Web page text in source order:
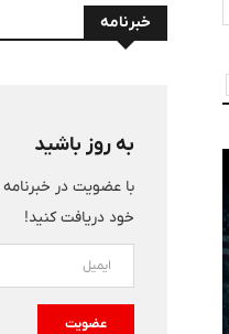
خبرنامه
به روز باشید
با عضویت در خبرنامه
خود دریافت کنید!
عضویت